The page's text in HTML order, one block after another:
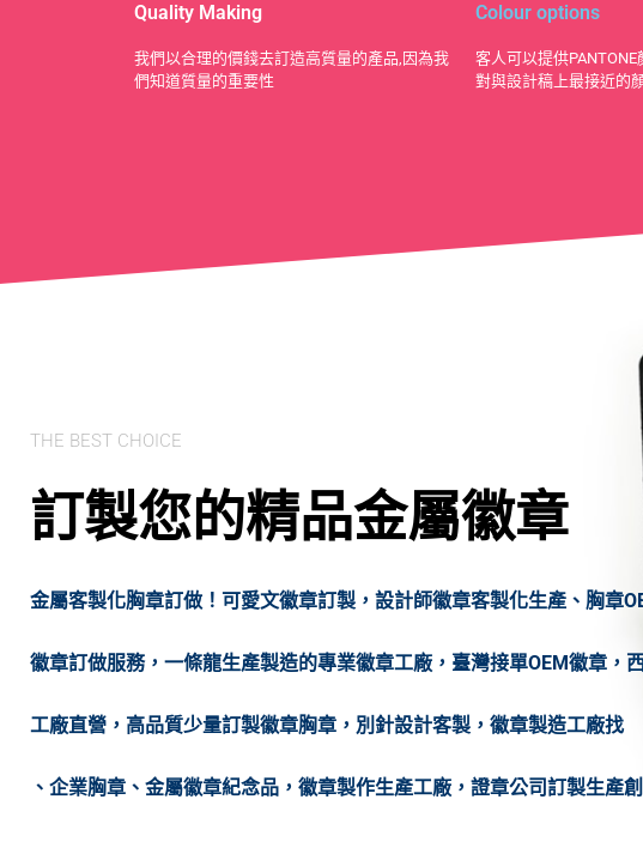
Quality Making
​我們以合理的價錢去訂造高質量的產品,因為我
們知道質量的重要性
Colour options
客人可以提供
對與設計稿上最接近的
THE BEST CHOICE
訂製您的精品金屬徽章
金屬客製化胸章訂做！可愛文徽章訂製，設計師徽章客製化生產、胸章
徽章訂做服務，一條龍生產製造的專業徽章工廠，臺灣接單OEM徽章，
工廠直營，高品質少量訂製徽章胸章，別針設計客製，徽章製造工廠找
、企業胸章、金屬徽章紀念品，徽章製作生產工廠，證章公司訂製生產